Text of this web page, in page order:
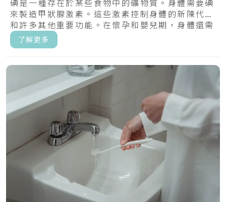
碘是一種存在於某些食物中的礦物質。身體需要碘
來製造甲狀腺激素。這些激素控制身體的新陳代謝
和許多其他重要功能。在懷孕和嬰兒期，身體還需
要甲.....
了解更多